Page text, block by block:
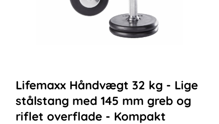
Lifemaxx Håndvægt 32 kg - Lige
stålstang med 145 mm greb og
riflet overflade - Kompakt